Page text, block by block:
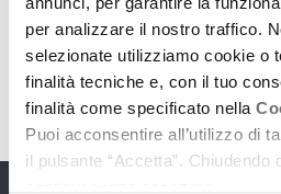
per analizzare il nostro traffico.
selezionate utilizziamo cookie o
finalità tecniche e, con il tuo
finalità come specificato nella
Puoi acconsentire all’utilizzo di
il pulsante “Accetta”. Chiudendo
Poesie di Fabio Molari tratte
Ascolta downloadPodcast